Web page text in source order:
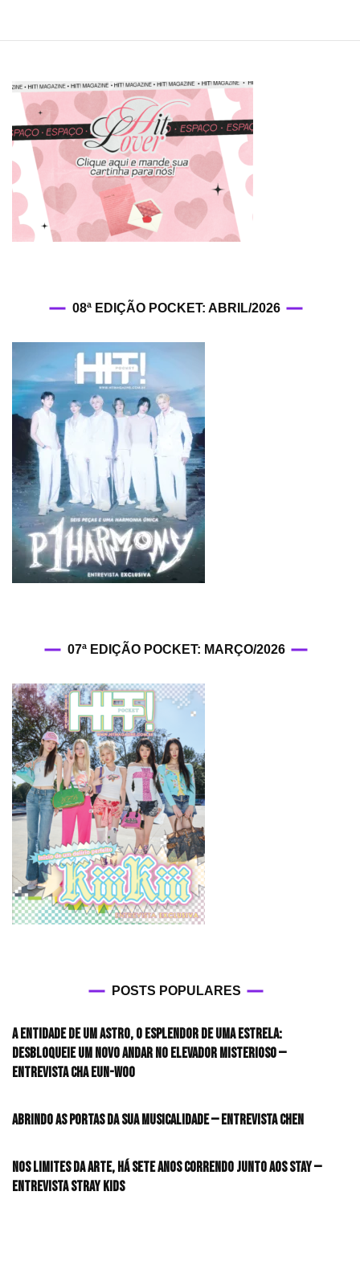
08ª EDIÇÃO POCKET: ABRIL/2026
07ª EDIÇÃO POCKET: MARÇO/2026
POSTS POPULARES
A entidade de um astro, o esplendor de uma estrela:
desbloqueie um novo andar no elevador misterioso —
Entrevista CHA EUN-WOO
Abrindo as portas da sua musicalidade — Entrevista CHEN
Nos limites da arte, há sete anos correndo junto aos STAY —
Entrevista Stray Kids